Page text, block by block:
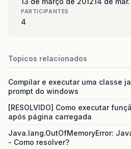
PARTICIPANTES
4
Topicos relacionados
Compilar e executar uma classe
prompt do windows
[RESOLVIDO] Como executar
após página carregada
Java.lang.OutOfMemoryError:
- Como resolver?